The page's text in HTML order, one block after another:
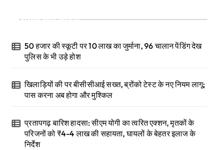
Recent Posts
50 हजार की स्कूटी पर 10 लाख का जुर्माना, 96 चालान पेंडिंग देख
पुलिस के भी उड़े होश
खिलाड़ियों की पर बीसीसीआई सख्त, ब्रोंको टेस्ट के नए नियम लागू;
पास करना अब होगा और मुश्किल
प्रतापगढ़ बारिश हादसा: सीएम योगी का त्वरित एक्शन, मृतकों के
परिजनों को ₹4-4 लाख की सहायता, घायलों के बेहतर इलाज के
निर्देश